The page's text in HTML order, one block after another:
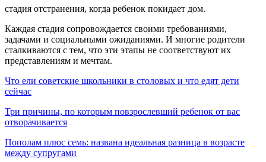
стадия отстранения, когда ребенок покидает дом.
Каждая стадия сопровождается своими требованиями,
задачами и социальными ожиданиями. И многие родители
сталкиваются с тем, что эти этапы не соответствуют их
представлениям и мечтам.
Что ели советские школьники в столовых и что едят дети
сейчас
Три причины, по которым повзрослевший ребенок от вас
отворачивается
Пополам плюс семь: названа идеальная разница в возрасте
между супругами